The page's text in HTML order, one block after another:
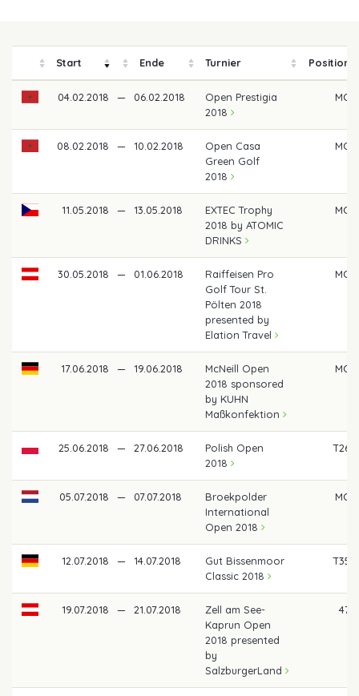
Start Ende Turnier Position
04.02.2018 — 06.02.2018
Open Prestigia
2018
MC
08.02.2018 — 10.02.2018
Open Casa
Green Golf
2018
MC
11.05.2018 — 13.05.2018
EXTEC Trophy
2018 by ATOMIC
DRINKS
MC
30.05.2018 — 01.06.2018
Raiffeisen Pro
Golf Tour St.
Pölten 2018
presented by
Elation Travel
MC
17.06.2018 — 19.06.2018
McNeill Open
2018 sponsored
by KUHN
Maßkonfektion
MC
25.06.2018 — 27.06.2018
Polish Open
2018
T26
05.07.2018 — 07.07.2018
Broekpolder
International
Open 2018
MC
12.07.2018 — 14.07.2018
Gut Bissenmoor
Classic 2018
T35
19.07.2018 — 21.07.2018
Zell am See-
Kaprun Open
2018 presented
by
SalzburgerLand
47